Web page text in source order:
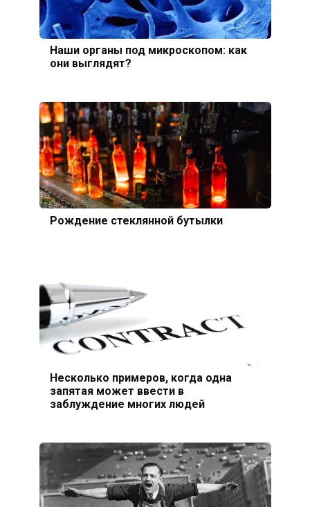
Наши органы под микроскопом: как
они выглядят?
Рождение стеклянной бутылки
Несколько примеров, когда одна
запятая может ввести в
заблуждение многих людей